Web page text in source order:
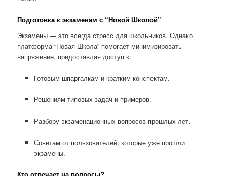
Подготовка к экзаменам с “Новой Школой”
Экзамены — это всегда стресс для школьников. Однако
платформа “Новая Школа” помогает минимизировать
напряжение, предоставляя доступ к:
Готовым шпаргалкам и кратким конспектам.
Решениям типовых задач и примеров.
Разбору экзаменационных вопросов прошлых лет.
Советам от пользователей, которые уже прошли
экзамены.